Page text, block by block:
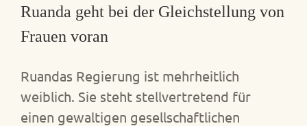
Ruanda geht bei der Gleichstellung von
Frauen voran
Ruandas Regierung ist mehrheitlich
weiblich. Sie steht stellvertretend für
einen gewaltigen gesellschaftlichen